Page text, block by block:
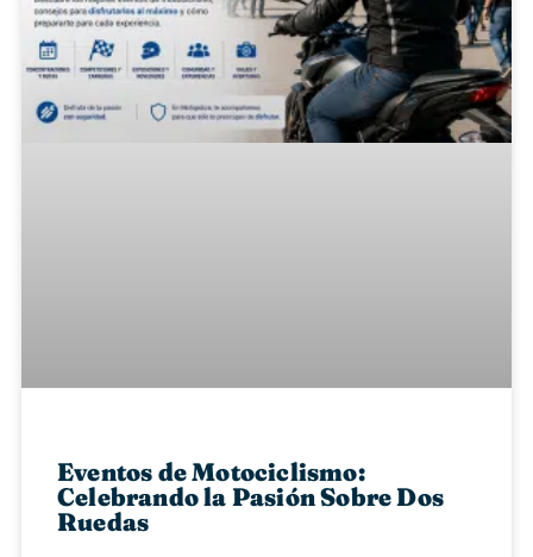
Eventos de Motociclismo:
Celebrando la Pasión Sobre Dos
Ruedas